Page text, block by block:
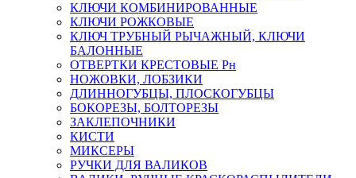
КЛЮЧИ КОМБИНИРОВАННЫЕ
КЛЮЧИ РОЖКОВЫЕ
КЛЮЧ ТРУБНЫЙ РЫЧАЖНЫЙ, КЛЮЧИ
БАЛОННЫЕ
ОТВЕРТКИ КРЕСТОВЫЕ Рн
НОЖОВКИ, ЛОБЗИКИ
ДЛИННОГУБЦЫ, ПЛОСКОГУБЦЫ
БОКОРЕЗЫ, БОЛТОРЕЗЫ
ЗАКЛЕПОЧНИКИ
КИСТИ
МИКСЕРЫ
РУЧКИ ДЛЯ ВАЛИКОВ